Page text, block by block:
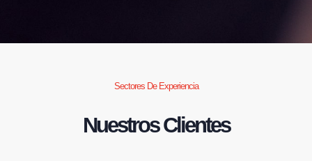
Sectores De Experiencia
Nuestros Clientes